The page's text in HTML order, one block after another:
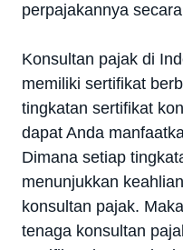
perpajakannya
Konsultan pajak di
memiliki sertifikat
tingkatan sertifikat
dapat Anda
Dimana setiap
menunjukkan
konsultan pajak.
tenaga konsultan